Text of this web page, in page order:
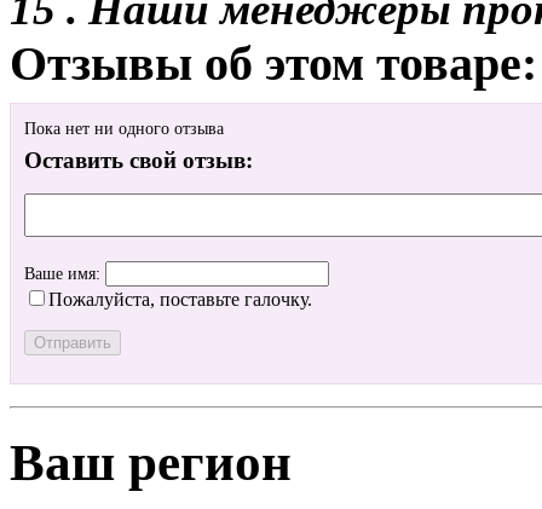
Отзывы об этом товаре:
Пока нет ни одного отзыва
Оставить свой отзыв:
Ваше имя:
Пожалуйста, поставьте галочку.
Ваш регион